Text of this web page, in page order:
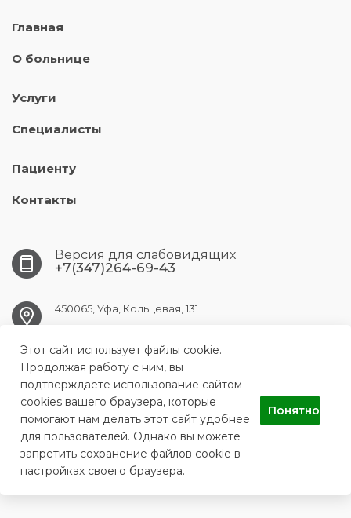
Главная
О больнице
Услуги
Специалисты
Пациенту
Контакты
Версия для слабовидящих
+7(347)264-69-43
450065, Уфа, Кольцевая, 131
ufa.gkpc@doctorrb.ru
ГБУЗ РБ ГКПЦ Г.УФЫ
Этот сайт использует файлы cookie.
Продолжая работу с ним, вы
подтверждаете использование сайтом
cookies вашего браузера, которые
помогают нам делать этот сайт удобнее
для пользователей. Однако вы можете
запретить сохранение файлов cookie в
настройках своего браузера.
Понятно